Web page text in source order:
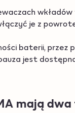
wkładów
je z
baterii,
jest
mają